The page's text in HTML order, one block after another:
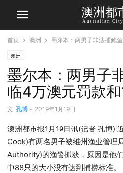
澳洲都
Australian
首页 澳洲 墨尔本：两男子非法捕鲍
澳洲
墨尔本：两男子
临4万澳元罚款
文 孔博 - 2019年1月19日
澳洲都市报1月19日讯(记者 孔博)
Cook)有两名男子被维州渔业管
Authority)的渔警抓获，原因是他
中88只的大小没有达到捕捞标准。